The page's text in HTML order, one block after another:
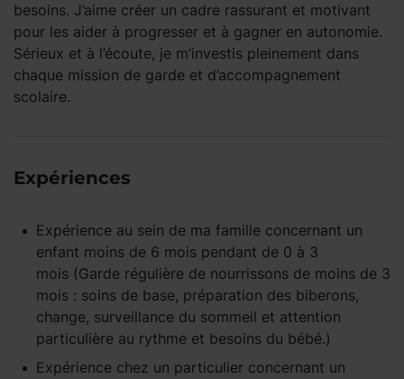
besoins. J’aime créer un cadre rassurant et motivant
pour les aider à progresser et à gagner en autonomie.
Sérieux et à l’écoute, je m’investis pleinement dans
chaque mission de garde et d’accompagnement
scolaire.
Expériences
Expérience au sein de ma famille concernant un
enfant moins de 6 mois pendant de 0 à 3
mois (Garde régulière de nourrissons de moins de 3
mois : soins de base, préparation des biberons,
change, surveillance du sommeil et attention
particulière au rythme et besoins du bébé.)
Expérience chez un particulier concernant un